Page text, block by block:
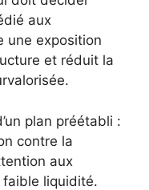
aux
une exposition
et réduit la
plan préétabli :
contre la
aux
liquidité.